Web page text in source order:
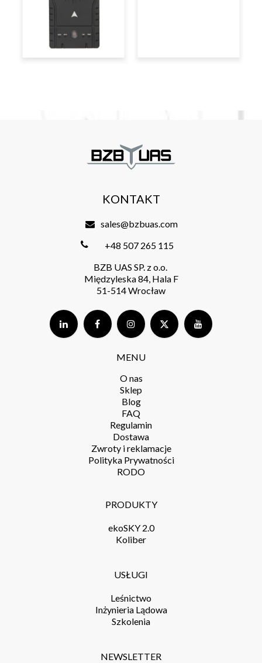
MENU
O nas
Sklep
Blog
FAQ
Regulamin
Dostawa
Zwroty i reklamacje
Polityka Prywatności
RODO
NEWSLETTER
PRODUKTY
ekoSKY 2.0
Koliber
USŁUGI
Leśnictwo
Inżynieria Lądowa
Szkolenia
KONTAKT
sales@bzbuas.com
+48 507 265 115
BZB UAS SP. z o.o.
Międzyleska 84, Hala F
51-514 Wrocław